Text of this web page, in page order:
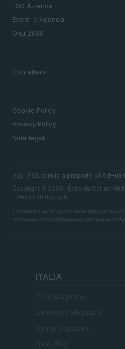
ESG Aziende
Eventi e Agenda
Onu 2030
Contattaci
Cookie Policy
Privacy Policy
Note legali
esg-365.com is a property of AdHub
Copyright © 2026 · Edito da AdHub
Tutti i diritti riservati
I contenuti sono curati dalla redazione
realizzati in collaborazione con autori
ITALIA
Casa Magazine
Cineverse Magazine
Donne Magazine
Food Blog